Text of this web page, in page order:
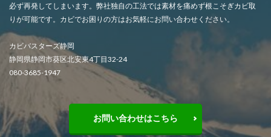
必ず再発してしまいます。弊社独自の工法では素材を痛めず根こそぎカビ取
りが可能です。カビでお困りの方はお気軽にお問い合わせください。
カビバスターズ静岡
静岡県静岡市葵区北安東4丁目32-24
080-3685-1947
お問い合わせはこちら